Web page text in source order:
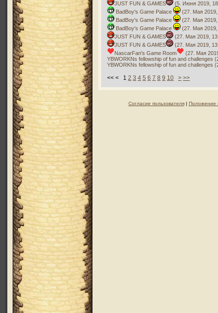
JUST FUN & GAMES
(5. Июня 2019,
BadBoy's Game Palace
(27. Мая
BadBoy's Game Palace
(27. Мая
BadBoy's Game Palace
(27. Мая
JUST FUN & GAMES
(27. Мая 2019,
JUST FUN & GAMES
(27. Мая 2019,
NascarFan's Game Room
(27. Мая
YBWORKNs fellowship of fun and challenges
YBWORKNs fellowship of fun and challenges
<< < 1 2 3 4 5 6 7 8 9 10 > >>
Согласие пользователя| Положение